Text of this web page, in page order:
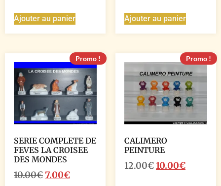
Ajouter au panier Ajouter au panier
Promo !
SERIE COMPLETE DE
FEVES LA CROISEE
DES MONDES
10.00€7.00€
Promo !
CALIMERO
PEINTURE
12.00€10.00€